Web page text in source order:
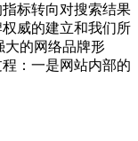
标转向对搜索结果
威的建立和我们所
大的网络品牌形
：一是网站内部的